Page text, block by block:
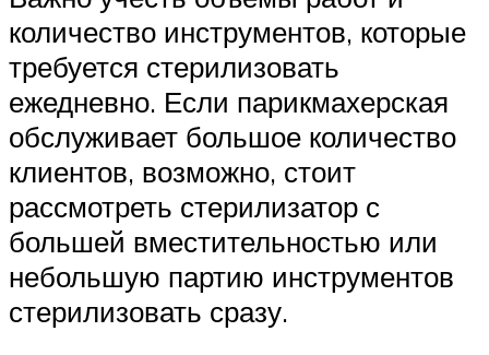
количество инструментов, которые
требуется стерилизовать
ежедневно. Если парикмахерская
обслуживает большое количество
клиентов, возможно, стоит
рассмотреть стерилизатор с
большей вместительностью или
небольшую партию инструментов
стерилизовать сразу.